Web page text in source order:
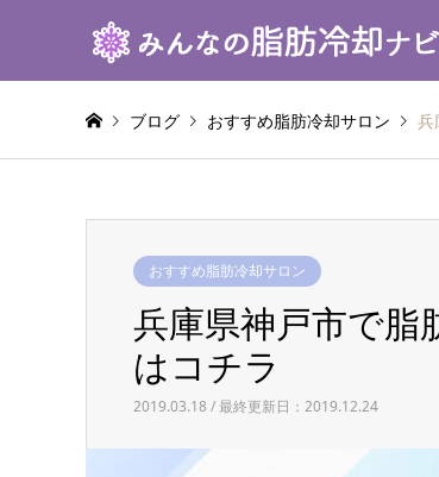
ブログ おすすめ脂肪冷却サロン 兵
おすすめ脂肪冷却サロン
兵庫県神戸市で脂
はコチラ
2019.03.18 / 最終更新日：2019.12.24